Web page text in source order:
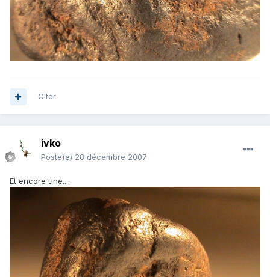
Citer
ivko
Posté(e) 28 décembre 2007
Et encore une....